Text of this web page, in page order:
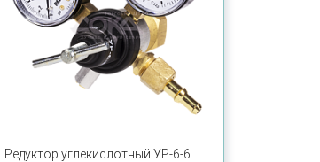
Редуктор углекислотный УР-6-6